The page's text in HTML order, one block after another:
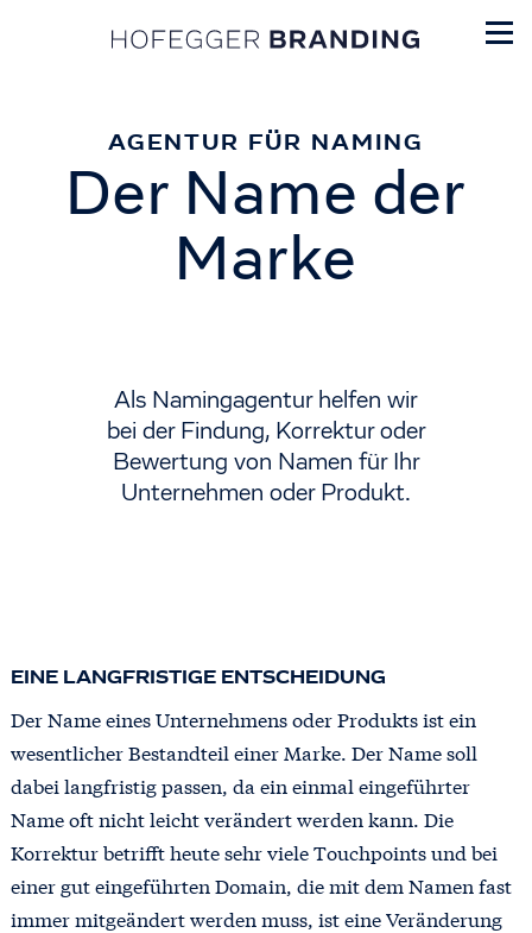
Der Name der
Marke
AGENTUR FÜR NAMING
Als Namingagentur helfen wir
bei der Findung, Korrektur oder
Bewertung von Namen für Ihr
Unternehmen oder Produkt.
EINE LANGFRISTIGE ENTSCHEIDUNG
Der Name eines Unternehmens oder Produkts ist ein
wesentlicher Bestandteil einer Marke. Der Name soll
dabei langfristig passen, da ein einmal eingeführter
Name oft nicht leicht verändert werden kann. Die
Korrektur betrifft heute sehr viele Touchpoints und bei
einer gut eingeführten Domain, die mit dem Namen fast
immer mitgeändert werden muss, ist eine Veränderung